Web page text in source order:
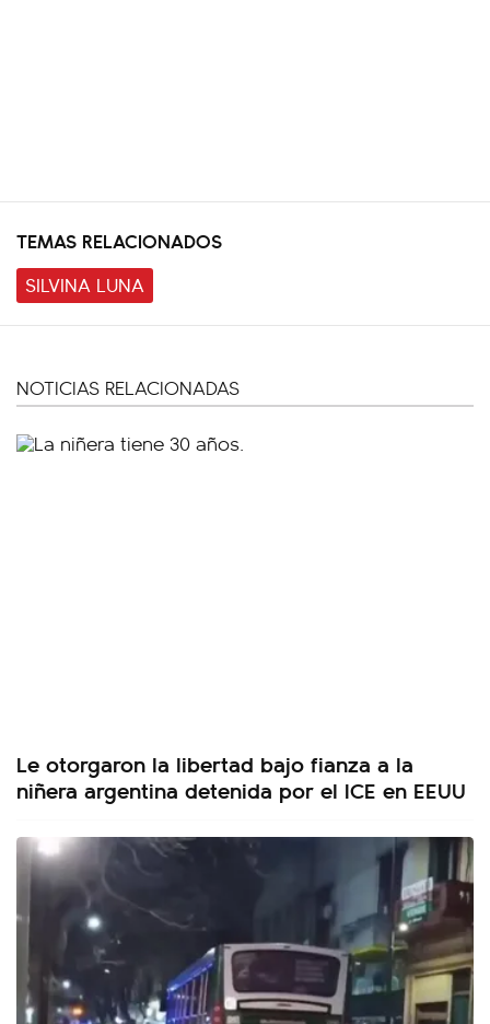
TEMAS RELACIONADOS
SILVINA LUNA
NOTICIAS RELACIONADAS
Le otorgaron la libertad bajo fianza a la
niñera argentina detenida por el ICE en EEUU